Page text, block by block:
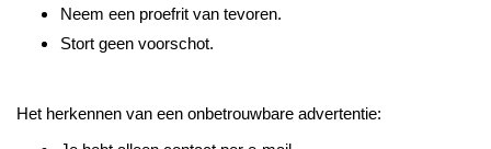
Neem een proefrit van tevoren.
Stort geen voorschot.
Het herkennen van een onbetrouwbare advertentie: